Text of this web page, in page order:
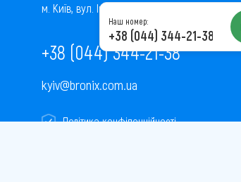
м. Київ, вул. Інститутська, 22/7, оф. 41
+38 (044) 344-21-38
kyiv@bronix.com.ua
Політика конфіденційності
Наш номер:
+38 (044) 344-21-38